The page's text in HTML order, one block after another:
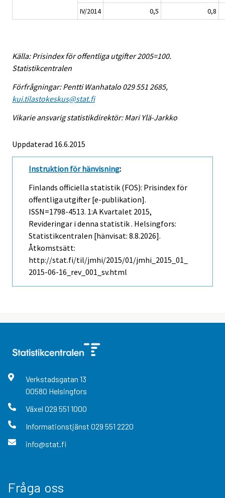
IV/2014
0,5 0,8
Källa: Prisindex för offentliga utgifter 2005=100.
Statistikcentralen
Förfrågningar: Pentti Wanhatalo 029 551 2685,
kui.tilastokeskus@stat.fi
Vikarie ansvarig statistikdirektör: Mari Ylä-Jarkko
Uppdaterad 16.6.2015
Instruktion för hänvisning:
Finlands officiella statistik (FOS): Prisindex för
offentliga utgifter [e-publikation].
ISSN=1798-4513. 1:a Kvartalet 2015,
Revideringar i denna statistik . Helsingfors:
Statistikcentralen [hänvisat: 8.8.2026].
Åtkomstsätt:
http://stat.fi/til/jmhi/2015/01/jmhi_2015_01_
2015-06-16_rev_001_sv.html
Verkstadsgatan 13
00580 Helsingfors
Växel 029 551 1000
Informationstjänst 029 551 2220
info@stat.fi
Fråga oss